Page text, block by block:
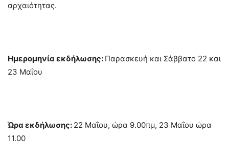
αρχαιότητας.
Ημερομηνία εκδήλωσης: Παρασκευή και Σάββατο 22 και
23 Μαΐου
Ώρα εκδήλωσης: 22 Μαΐου, ώρα 9.00πμ, 23 Μαΐου ώρα
11.00